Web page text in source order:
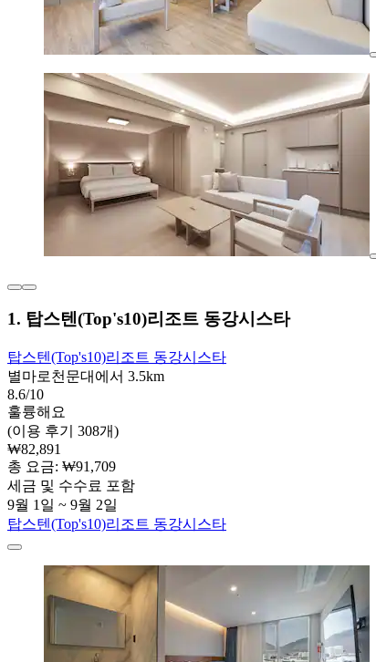
1. 탑스텐(Top's10)리조트 동강시스타
탑스텐(Top's10)리조트 동강시스타
별마로천문대에서 3.5km
8.6/10
훌륭해요
(이용 후기 308개)
₩82,891
총 요금: ₩91,709
세금 및 수수료 포함
9월 1일 ~ 9월 2일
탑스텐(Top's10)리조트 동강시스타